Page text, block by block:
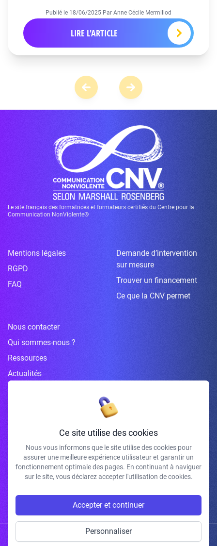
Publié le 18/06/2025 Par Anne Cécile Mermillod
LIRE L'ARTICLE
Le site français des formatrices et formateurs certifiés du Centre pour la
Communication NonViolente®
Mentions légales
RGPD
FAQ
Demande d’intervention
sur mesure
Trouver un financement
Ce que la CNV permet
Nous contacter
Qui sommes-nous ?
Ressources
Actualités
Inscrivez-vous à la newsletter
J'accepte de recevoir vos e-mails et confirme avoir pris connaissance de
votre politique de confidentialité et mentions légales.
Copyright © 2026 | Gum Studio. Tous droits réservés.
Ce site utilise des cookies
Nous vous informons que le site utilise des cookies pour
assurer une meilleure expérience utilisateur et garantir un
fonctionnement optimale des pages. En continuant à naviguer
sur le site, vous déclarez accepter l'utilisation de cookies.
Accepter et continuer
Personnaliser